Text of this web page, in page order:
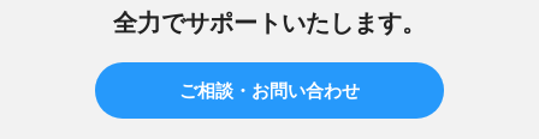
全力でサポートいたします。
ご相談・お問い合わせ